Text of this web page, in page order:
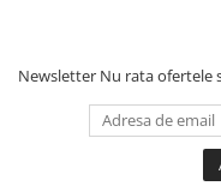
Newsletter Nu rata ofertele